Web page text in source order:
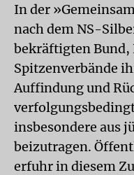
In der
nach dem NS-
bekräftigten Bund,
Spitzenverbände
Auffindung und
insbesondere aus
beizutragen.
erfuhr in diesem